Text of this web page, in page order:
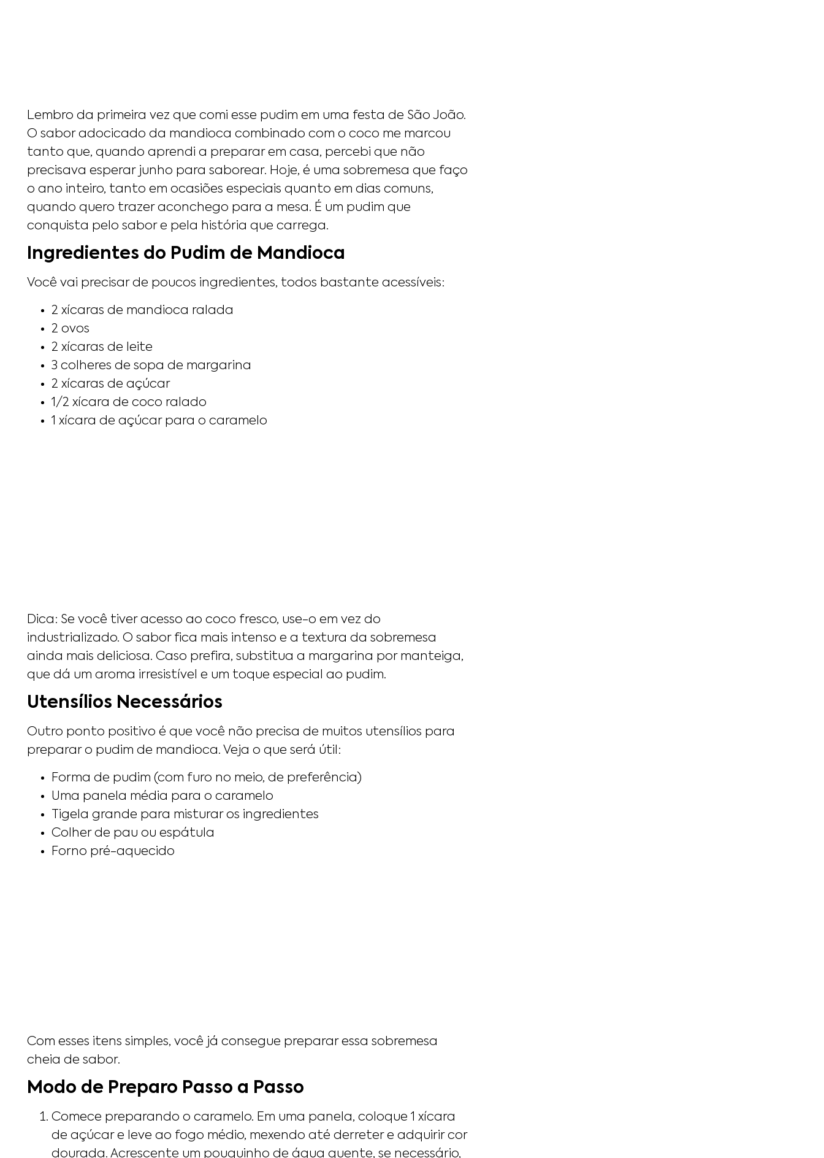
Lembro da primeira vez que comi esse pudim em uma festa de São João.
O sabor adocicado da mandioca combinado com o coco me marcou
tanto que, quando aprendi a preparar em casa, percebi que não
precisava esperar junho para saborear. Hoje, é uma sobremesa que faço
o ano inteiro, tanto em ocasiões especiais quanto em dias comuns,
quando quero trazer aconchego para a mesa. É um pudim que
conquista pelo sabor e pela história que carrega.
Ingredientes do Pudim de Mandioca
Você vai precisar de poucos ingredientes, todos bastante acessíveis:
2 xícaras de mandioca ralada
2 ovos
2 xícaras de leite
3 colheres de sopa de margarina
2 xícaras de açúcar
1/2 xícara de coco ralado
1 xícara de açúcar para o caramelo
Dica: Se você tiver acesso ao coco fresco, use-o em vez do
industrializado. O sabor fica mais intenso e a textura da sobremesa
ainda mais deliciosa. Caso prefira, substitua a margarina por manteiga,
que dá um aroma irresistível e um toque especial ao pudim.
Utensílios Necessários
Outro ponto positivo é que você não precisa de muitos utensílios para
preparar o pudim de mandioca. Veja o que será útil:
Forma de pudim (com furo no meio, de preferência)
Uma panela média para o caramelo
Tigela grande para misturar os ingredientes
Colher de pau ou espátula
Forno pré-aquecido
Com esses itens simples, você já consegue preparar essa sobremesa
cheia de sabor.
Modo de Preparo Passo a Passo
Comece preparando o caramelo. Em uma panela, coloque 1 xícara
de açúcar e leve ao fogo médio, mexendo até derreter e adquirir cor
dourada. Acrescente um pouquinho de água quente, se necessário,